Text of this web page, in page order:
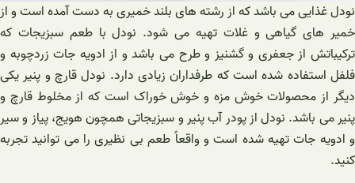
نودل غذایی می باشد که از رشته های بلند خمیری به دست آمده است و از
خمیر های گیاهی و غلات تهیه می شود. نودل با طعم سبزیجات که
ترکیباتش از جعفری و گشنیز و طرح می باشد و از ادویه جات زردچوبه و
فلفل استفاده شده است که طرفداران زیادی دارد. نودل قارچ و پنیر یکی
دیگر از محصولات خوش مزه و خوش خوراک است که از مخلوط قارچ و
پنیر می باشد. نودل از پودر آب پنیر و سبزیجاتی همچون هویج، پیاز و سیر
و ادویه جات تهیه شده است و واقعاً طعم بی نظیری را می توانید تجربه
کنید.